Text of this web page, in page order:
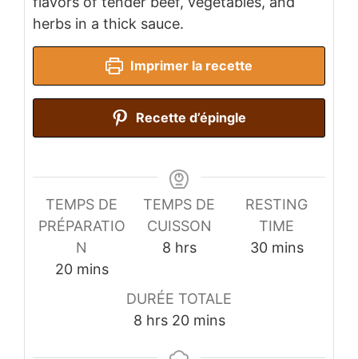
herbs in a thick sauce.
Imprimer la recette
Recette d’épingle
TEMPS DE
PRÉPARATIO
N
20minutes
mins
TEMPS DE
CUISSON
8hours
hrs
RESTING
TIME
30minutes
mins
DURÉE TOTALE
8hours
hrs 20minutes
mins